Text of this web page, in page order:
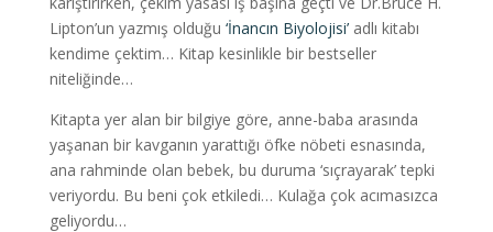
Lipton’un yazmış olduğu ‘İnancın Biyolojisi’adlı kitabı
kendime çektim… Kitap kesinlikle bir bestseller
niteliğinde…
Kitapta yer alan bir bilgiye göre, anne-baba arasında
yaşanan bir kavganın yarattığı öfke nöbeti esnasında,
ana rahminde olan bebek, bu duruma ‘sıçrayarak’ tepki
veriyordu. Bu beni çok etkiledi… Kulağa çok acımasızca
geliyordu…